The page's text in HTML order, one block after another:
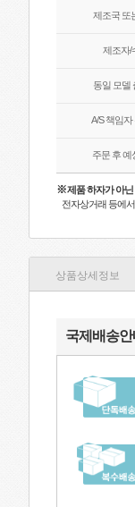
제조국 또
제조자/
동일 모델
A/S 책임
주문 후 예
※제품 하자가 아
전자상거래 등에
상품상세정보
국제배송안